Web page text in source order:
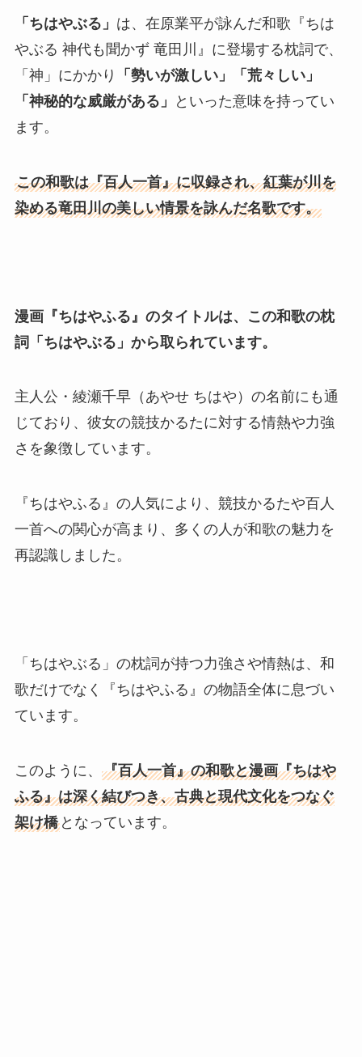
「ちはやぶる」 は、在原業平が詠んだ和歌『ちは
やぶる 神代も聞かず 竜田川』に登場する枕詞で、
「神」にかかり
「勢いが激しい」「荒々しい」
「神秘的な威厳がある」
といった意味を持ってい
ます。
この和歌は『百人一首』に収録され、紅葉が川を
染める竜田川の美しい情景を詠んだ名歌です。
漫画『ちはやふる』のタイトルは、この和歌の枕
詞「ちはやぶる」から取られています。
主人公・綾瀬千早（あやせ ちはや）の名前にも通
じており、彼女の競技かるたに対する情熱や力強
さを象徴しています。
『ちはやふる』の人気により、競技かるたや百人
一首への関心が高まり、多くの人が和歌の魅力を
再認識しました。
「ちはやぶる」の枕詞が持つ力強さや情熱は、和
歌だけでなく『ちはやふる』の物語全体に息づい
ています。
このように、 『百人一首』の和歌と漫画『ちはや
ふる』は深く結びつき、古典と現代文化をつなぐ
架け橋となっています。